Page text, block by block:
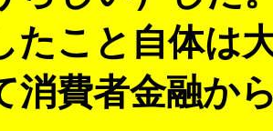
こと自体は
消費者金融か